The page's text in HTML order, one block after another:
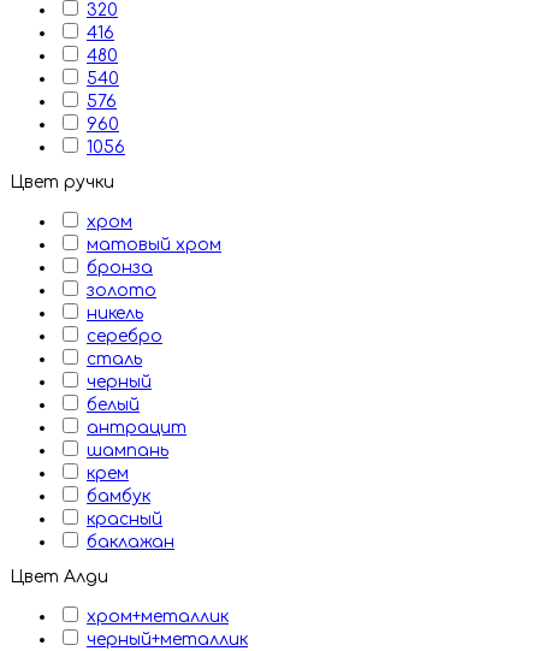
320
416
480
540
576
960
1056
Цвет ручки
хром
матовый хром
бронза
золото
никель
серебро
сталь
черный
белый
антрацит
шампань
крем
бамбук
красный
баклажан
Цвет Алди
хром+металлик
черный+металлик